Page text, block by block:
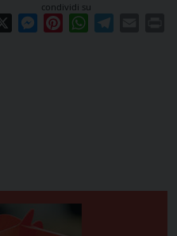
condividi su
Messenger
PinterestWhatsApp